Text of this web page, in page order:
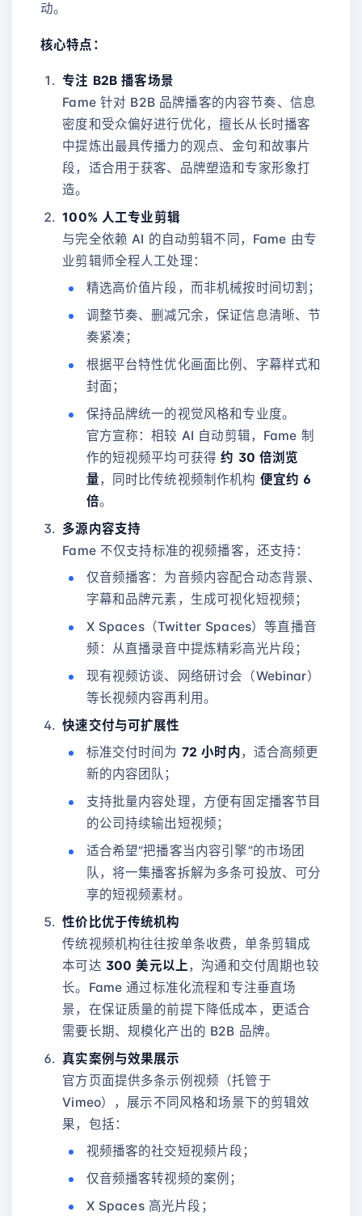
动。
核心特点：
专注 B2B 播客场景
Fame 针对 B2B 品牌播客的内容节奏、信息
密度和受众偏好进行优化，擅长从长时播客
中提炼出最具传播力的观点、金句和故事片
段，适合用于获客、品牌塑造和专家形象打
造。
100% 人工专业剪辑
与完全依赖 AI 的自动剪辑不同，Fame 由专
业剪辑师全程人工处理：
精选高价值片段，而非机械按时间切割；
调整节奏、删减冗余，保证信息清晰、节
奏紧凑；
根据平台特性优化画面比例、字幕样式和
封面；
保持品牌统一的视觉风格和专业度。
官方宣称：相较 AI 自动剪辑，Fame 制
作的短视频平均可获得约 30 倍浏览
量，同时比传统视频制作机构 便宜约 6
倍。
多源内容支持
Fame 不仅支持标准的视频播客，还支持：
仅音频播客：为音频内容配合动态背景、
字幕和品牌元素，生成可视化短视频；
X Spaces（Twitter Spaces）等直播音
频：从直播录音中提炼精彩高光片段；
现有视频访谈、网络研讨会（Webinar）
等长视频内容再利用。
快速交付与可扩展性
标准交付时间为 72 小时内，适合高频更
新的内容团队；
支持批量内容处理，方便有固定播客节目
的公司持续输出短视频；
适合希望“把播客当内容引擎”的市场团
队，将一集播客拆解为多条可投放、可分
享的短视频素材。
性价比优于传统机构
传统视频机构往往按单条收费，单条剪辑成
本可达 300 美元以上 ，沟通和交付周期也较
长。Fame 通过标准化流程和专注垂直场
景，在保证质量的前提下降低成本，更适合
需要长期、规模化产出的 B2B 品牌。
真实案例与效果展示
官方页面提供多条示例视频（托管于
Vimeo），展示不同风格和场景下的剪辑效
果，包括：
视频播客的社交短视频片段；
仅音频播客转视频的案例；
X Spaces 高光片段；